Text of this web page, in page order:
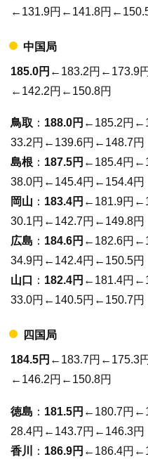
←131.9円←141.8円
中国局
185.0円 ←183.2円←173.9
←142.2円←150.8円
鳥取 ： 188.0円 ←185.2円
33.2円←139.6円←148.7円
島根 ： 187.5円 ←185.4円
38.0円←145.4円←154.4円
岡山 ： 183.4円 ←181.9円
30.1円←142.7円←149.8円
広島 ： 184.6円 ←182.6円
34.9円←142.4円←150.5円
山口
： 182.4円 ←181.4円
33.0円←140.5円←150.7円
四国局
184.5円 ←183.7円←175.3
←146.2円←150.8円
徳島 ： 181.5円 ←180.7円
28.4円←143.7円←146.3円
香川
： 186.9円 ←186.4円